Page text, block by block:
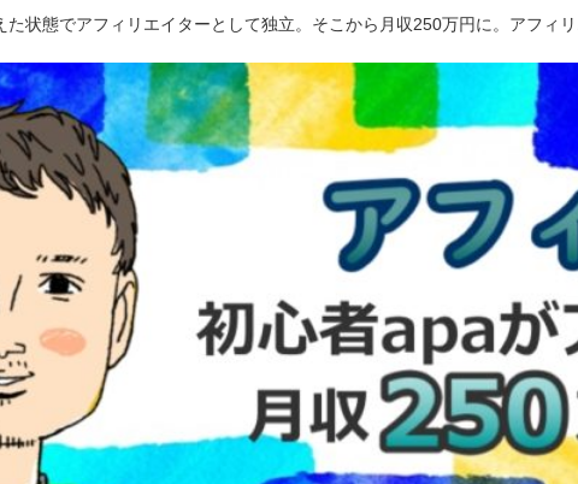
た状態でアフィリエイターとして独立。そこから月収250万円に。アフィ